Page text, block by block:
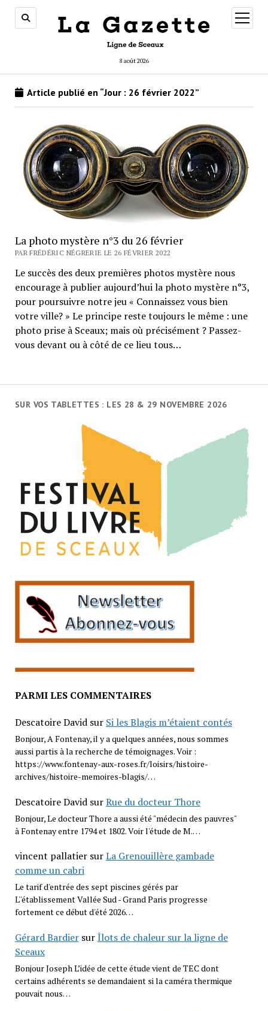
8 août 2026
ouvrir
menu
SUR VOS TABLETTES : LES 28 & 29 NOVEMBRE 2026
PARMI LES COMMENTAIRES
Descatoire Davidsur Si les Blagis m’étaient contés
Bonjour, A Fontenay, il y a quelques années, nous sommes
aussi partis à la recherche de témoignages. Voir :
https://www.fontenay-aux-roses.fr/loisirs/histoire-
archives/histoire-memoires-blagis/…
Descatoire DavidsurRue du docteur Thore
Bonjour, Le docteur Thore a aussi été "médecin des pauvres"
à Fontenay entre 1794 et 1802. Voir l'étude de M.…
vincent pallatiersurLa Grenouillère gambade
comme un cabri
Le tarif d'entrée des sept piscines gérés par
L''établissement Vallée Sud - Grand Paris progresse
fortement ce début d'été 2026…
Gérard BardiersurÎlots de chaleur sur la ligne de
Sceaux
Bonjour Joseph L’idée de cette étude vient de TEC dont
certains adhérents se demandaient si la caméra thermique
pouvait nous…
Article publié en “Jour : 26 février 2022”
La photo mystère n°3 du 26 février
PAR FRÉDÉRIC NÉGRERIE LE 26 FÉVRIER 2022
Le succès des deux premières photos mystère nous
encourage à publier aujourd’hui la photo mystère n°3,
pour poursuivre notre jeu « Connaissez vous bien
votre ville? » Le principe reste toujours le même : une
photo prise à Sceaux; mais où précisément ? Passez-
vous devant ou à côté de ce lieu tous…